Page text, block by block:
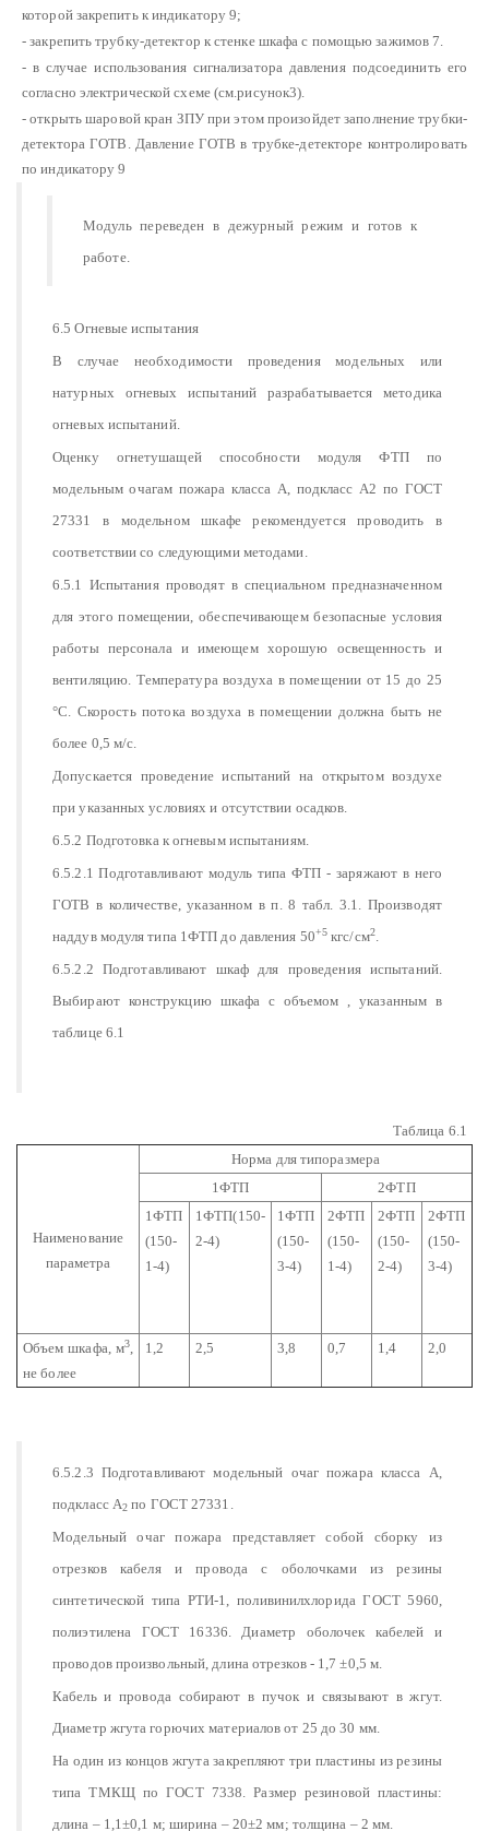
которой закрепить к индикатору 9;
- закрепить трубку-детектор к стенке шкафа с помощью зажимов 7.
- в случае использования сигнализатора давления подсоединить его
согласно электрической схеме (см.рисунок3).
- открыть шаровой кран ЗПУ при этом произойдет заполнение трубки-
детектора ГОТВ. Давление ГОТВ в трубке-детекторе контролировать
по индикатору 9
Модуль переведен в дежурный режим и готов к
работе.
6.5 Огневые испытания
В случае необходимости проведения модельных или
натурных огневых испытаний разрабатывается методика
огневых испытаний.
Оценку огнетушащей способности модуля ФТП по
модельным очагам пожара класса А, подкласс А2 по ГОСТ
27331 в модельном шкафе рекомендуется проводить в
соответствии со следующими методами.
6.5.1 Испытания проводят в специальном предназначенном
для этого помещении, обеспечивающем безопасные условия
работы персонала и имеющем хорошую освещенность и
вентиляцию. Температура воздуха в помещении от 15 до 25
°С. Скорость потока воздуха в помещении должна быть не
более 0,5 м/с.
Допускается проведение испытаний на открытом воздухе
при указанных условиях и отсутствии осадков.
6.5.2 Подготовка к огневым испытаниям.
6.5.2.1 Подготавливают модуль типа ФТП - заряжают в него
ГОТВ в количестве, указанном в п. 8 табл. 3.1. Производят
наддув модуля типа 1ФТП до давления 50+5 кгс/см2.
6.5.2.2 Подготавливают шкаф для проведения испытаний.
Выбирают конструкцию шкафа с объемом , указанным в
таблице 6.1
Таблица 6.1
Наименование
параметра
Норма для типоразмера
1ФТП
2ФТП
1ФТП
(150-
1-4)
1ФТП(150-
2-4)
1ФТП
(150-
3-4)
2ФТП
(150-
1-4)
2ФТП
(150-
2-4)
2ФТП
(150-
3-4)
Объем шкафа, м3,
не более
1,2 2,5 3,8 0,7 1,4 2,0
6.5.2.3 Подготавливают модельный очаг пожара класса А,
подкласс А2 по ГОСТ 27331.
Модельный очаг пожара представляет собой сборку из
отрезков кабеля и провода с оболочками из резины
синтетической типа РТИ-1, поливинилхлорида ГОСТ 5960,
полиэтилена ГОСТ 16336. Диаметр оболочек кабелей и
проводов произвольный, длина отрезков - 1,7 ±0,5 м.
Кабель и провода собирают в пучок и связывают в жгут.
Диаметр жгута горючих материалов от 25 до 30 мм.
На один из концов жгута закрепляют три пластины из резины
типа ТМКЩ по ГОСТ 7338. Размер резиновой пластины:
длина – 1,1±0,1 м; ширина – 20±2 мм; толщина – 2 мм.